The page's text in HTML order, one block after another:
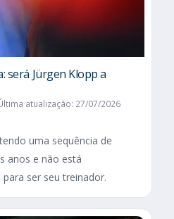
será Jürgen Klopp a
atualização: 27/07/2026
uma sequência de
anos e não está
ser seu treinador.